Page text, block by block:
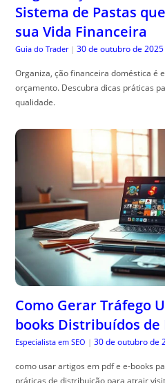
Sistema de Pastas
sua Vida Financeira
Guia do Trader | 30 de outubro de 2025
Organiza, ção financeira doméstica é
orçamento. Descubra dicas práticas
qualidade.
Como Gerar Tráfego
books Distribuídos de
Especialista em SEO | 30 de outubro de
como usar artigos em pdf e e-books
práticas de distribuição para atrair